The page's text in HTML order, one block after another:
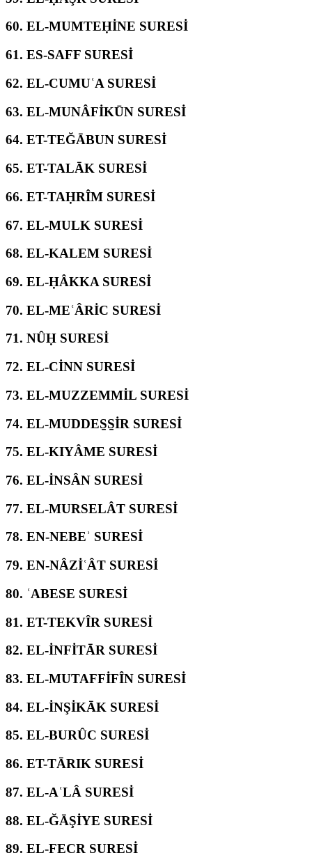
60. EL-MUMTEḤİNE SURESİ
61. ES-SAFF SURESİ
62. EL-CUMUʿA SURESİ
63. EL-MUNÂFİKŪN SURESİ
64. ET-TEĞĀBUN SURESİ
65. ET-TALĀK SURESİ
66. ET-TAḤRÎM SURESİ
67. EL-MULK SURESİ
68. EL-KALEM SURESİ
69. EL-ḤÂKKA SURESİ
70. EL-MEʿÂRİC SURESİ
71. NÛḤ SURESİ
72. EL-CİNN SURESİ
73. EL-MUZZEMMİL SURESİ
74. EL-MUDDES̱S̱İR SURESİ
75. EL-KIYÂME SURESİ
76. EL-İNSÂN SURESİ
77. EL-MURSELÂT SURESİ
78. EN-NEBEʾ SURESİ
79. EN-NÂZİʿÂT SURESİ
80. ʿABESE SURESİ
81. ET-TEKVÎR SURESİ
82. EL-İNFİTĀR SURESİ
83. EL-MUTAFFİFÎN SURESİ
84. EL-İNŞİKĀK SURESİ
85. EL-BURÛC SURESİ
86. ET-TĀRIK SURESİ
87. EL-AʿLÂ SURESİ
88. EL-ĞĀŞİYE SURESİ
89. EL-FECR SURESİ